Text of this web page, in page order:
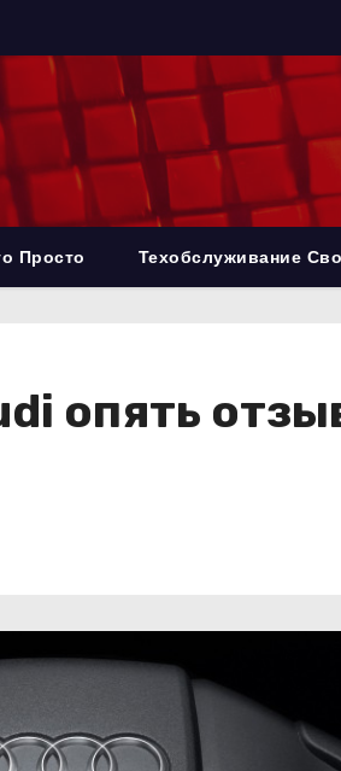
Просто Техобслуживание
опять